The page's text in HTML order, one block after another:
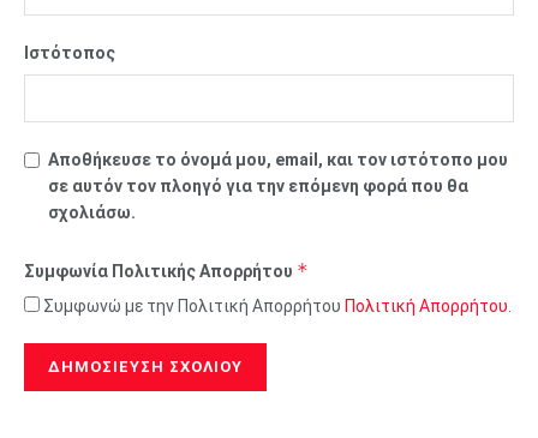
Ιστότοπος
Αποθήκευσε το όνομά μου, email, και τον ιστότοπο μου
σε αυτόν τον πλοηγό για την επόμενη φορά που θα
σχολιάσω.
Συμφωνία Πολιτικής Απορρήτου *
Συμφωνώ με την Πολιτική Απορρήτου Πολιτική Απορρήτου